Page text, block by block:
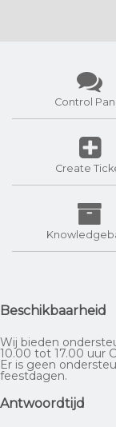
Control
Create
Beschikbaarheid
Wij bieden
10.00 tot 17.00 uur
Er is geen
feestdagen.
Antwoordtijd